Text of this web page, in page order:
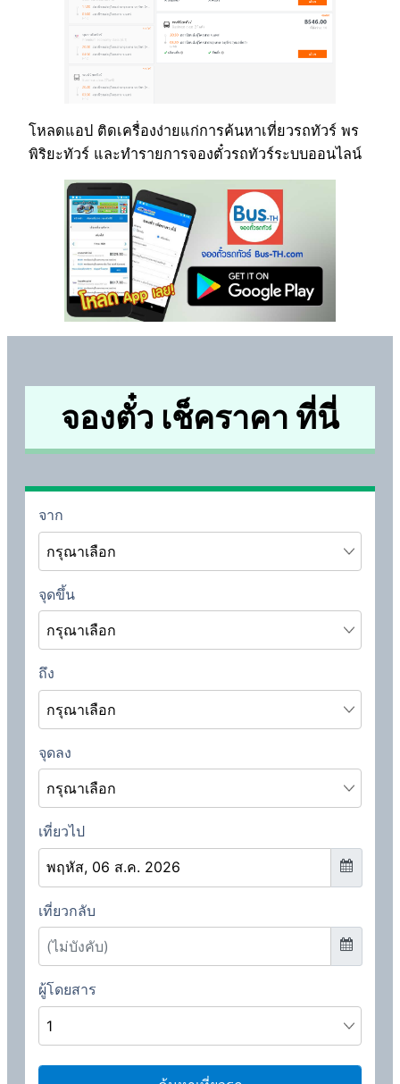
โหลดแอป ติดเครื่องง่ายแก่การค้นหาเที่ยวรถทัวร์ พร
พิริยะทัวร์ และทำรายการจองตั๋วรถทัวร์ระบบออนไลน์
จองตั๋ว เช็คราคา ที่นี่